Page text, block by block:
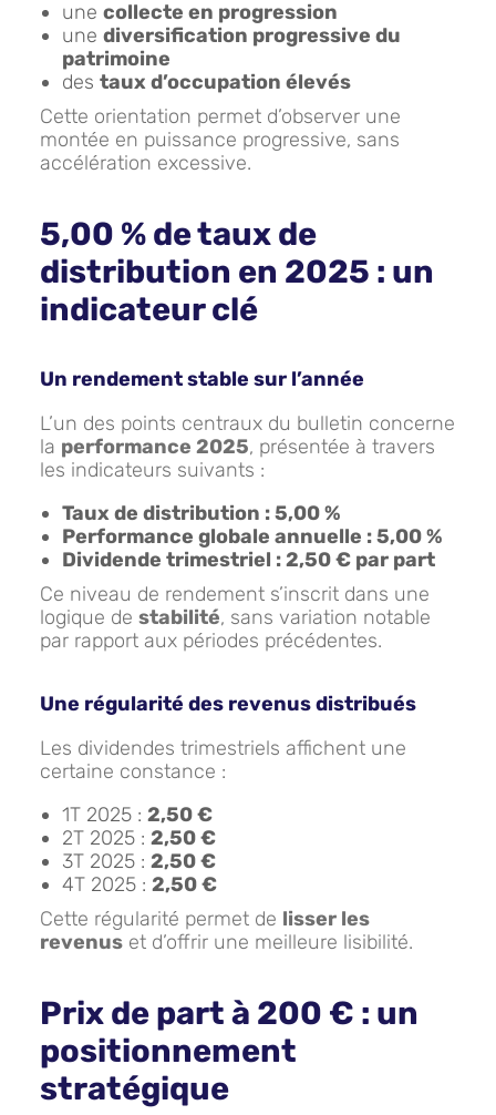
une collecte en progression
une diversification progressive du
patrimoine
des taux d’occupation élevés
Cette orientation permet d’observer une
montée en puissance progressive, sans
accélération excessive.
5,00 % de taux de
distribution en 2025 : un
indicateur clé
Un rendement stable sur l’année
L’un des points centraux du bulletin concerne
la performance 2025, présentée à travers
les indicateurs suivants :
Taux de distribution : 5,00 %
Performance globale annuelle : 5,00 %
Dividende trimestriel : 2,50 € par part
Ce niveau de rendement s’inscrit dans une
logique de stabilité, sans variation notable
par rapport aux périodes précédentes.
Une régularité des revenus distribués
Les dividendes trimestriels affichent une
certaine constance :
1T 2025 : 2,50 €
2T 2025 : 2,50 €
3T 2025 : 2,50 €
4T 2025 : 2,50 €
Cette régularité permet de lisser les
revenus et d’offrir une meilleure lisibilité.
Prix de part à 200 € : un
positionnement
stratégique